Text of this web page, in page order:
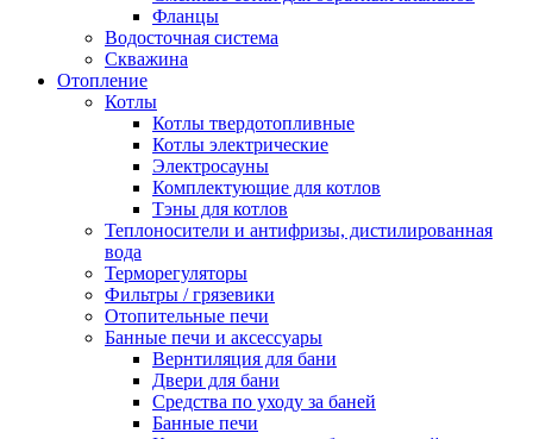
Фланцы
Водосточная система
Скважина
Отопление
Котлы
Котлы твердотопливные
Котлы электрические
Электросауны
Комплектующие для котлов
Тэны для котлов
Теплоносители и антифризы, дистилированная
вода
Терморегуляторы
Фильтры / грязевики
Отопительные печи
Банные печи и аксессуары
Вернтиляция для бани
Двери для бани
Средства по уходу за баней
Банные печи